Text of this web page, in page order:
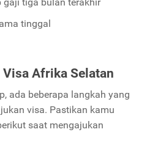
tinggal
Afrika Selatan
ada beberapa langkah yang
visa. Pastikan kamu
saat mengajukan